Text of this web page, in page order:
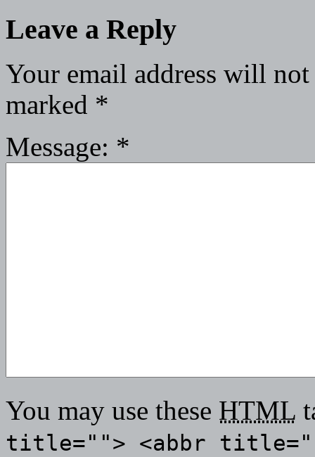
Leave a Reply
Your email address will
marked *
Message: *
You may use these HTML
title=""> <abbr